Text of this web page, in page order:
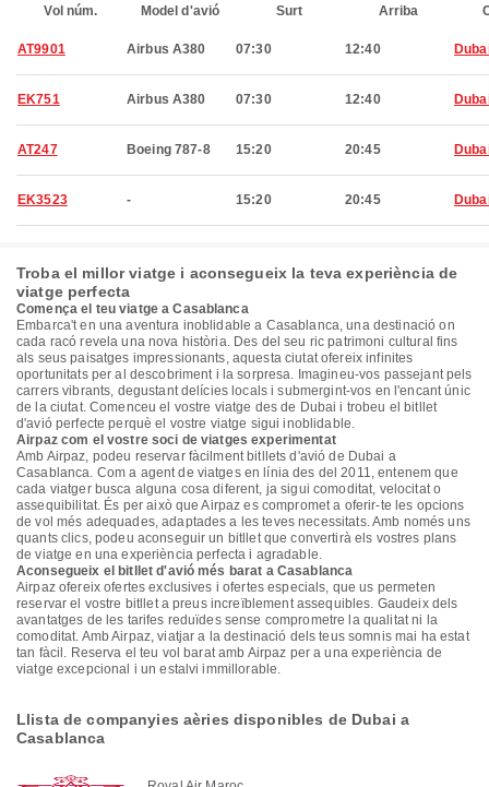
Vol núm. Model d'avió Surt Arriba
AT9901 Airbus A380 07:30 12:40
EK751 Airbus A380 07:30 12:40
AT247 Boeing 787-8 15:20 20:45
EK3523 - 15:20 20:45
Troba el millor viatge i aconsegueix la teva experiència de
viatge perfecta
Comença el teu viatge a Casablanca
Embarca't en una aventura inoblidable a Casablanca, una destinació on
cada racó revela una nova història. Des del seu ric patrimoni cultural fins
als seus paisatges impressionants, aquesta ciutat ofereix infinites
oportunitats per al descobriment i la sorpresa. Imagineu-vos passejant pels
carrers vibrants, degustant delícies locals i submergint-vos en l'encant únic
de la ciutat. Comenceu el vostre viatge des de Dubai i trobeu el bitllet
d'avió perfecte perquè el vostre viatge sigui inoblidable.
Airpaz com el vostre soci de viatges experimentat
Amb Airpaz, podeu reservar fàcilment bitllets d'avió de Dubai a
Casablanca. Com a agent de viatges en línia des del 2011, entenem que
cada viatger busca alguna cosa diferent, ja sigui comoditat, velocitat o
assequibilitat. És per això que Airpaz es compromet a oferir-te les opcions
de vol més adequades, adaptades a les teves necessitats. Amb només uns
quants clics, podeu aconseguir un bitllet que convertirà els vostres plans
de viatge en una experiència perfecta i agradable.
Aconsegueix el bitllet d'avió més barat a Casablanca
Airpaz ofereix ofertes exclusives i ofertes especials, que us permeten
reservar el vostre bitllet a preus increïblement assequibles. Gaudeix dels
avantatges de les tarifes reduïdes sense comprometre la qualitat ni la
comoditat. Amb Airpaz, viatjar a la destinació dels teus somnis mai ha estat
tan fàcil. Reserva el teu vol barat amb Airpaz per a una experiència de
viatge excepcional i un estalvi immillorable.
Llista de companyies aèries disponibles de Dubai a
Casablanca